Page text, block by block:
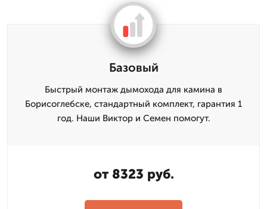
Базовый
Быстрый монтаж дымохода для камина в
Борисоглебске, стандартный комплект, гарантия 1
год. Наши Виктор и Семен помогут.
от 8323 руб.